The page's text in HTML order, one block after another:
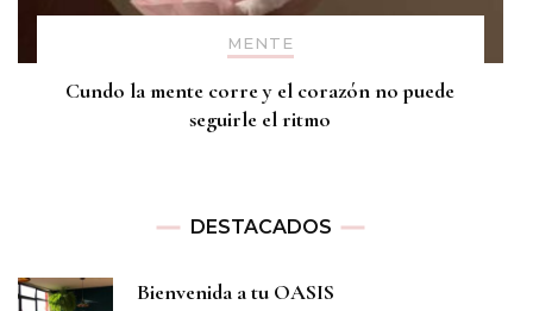
MENTE
Cundo la mente corre y el corazón no puede
seguirle el ritmo
DESTACADOS
Bienvenida a tu OASIS